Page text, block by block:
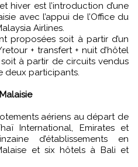
hiver est l’introduction d’une
avec l’appui de l’Office du
Airlines.
proposées soit à partir d’un
+ transfert + nuit d’hôtel
soit à partir de circuits vendus
deux participants.
aériens au départ de
International, Emirates et
d’établissements en
et six hôtels à Bali et